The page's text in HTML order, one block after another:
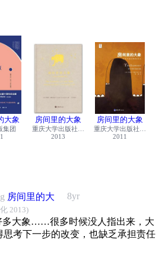
織、社會，甚至整個國家中，充斥
基於恐懼、痛苦、羞恥，或難為情
（或不願）聲張的沉默民眾。
各階層，從家庭到公司，從私人情感
集體行為，需要訊息的傳遞者及接受
。令人不安的真相隱藏在眾目睽睽之
卻不可談論、不宜議論也不可觸及，
巨大無可否認，眾人卻小心迴避，心
或政治社會上「公開的秘密」時，
會模式，作者帶來新穎獨特的見解。
「沉默串謀」背後的演變過程，以
們，像這樣的串謀是如何發展、開
使事實明擺眼前卻依然拒絕承認。
否認是如何與其他人形成共存式的
蔓延；當有更多人共謀，特別是當
默通常更加凝重。
大象
集团
房间里的大象
重庆大学出版社/楚尘文化
2013
房间里的大象
重庆大学出版社/楚尘文
2011
8yr
房间里的大
2013)
多大象……很多时候没人指出来，大
考下一步的改变，也缺乏承担责任